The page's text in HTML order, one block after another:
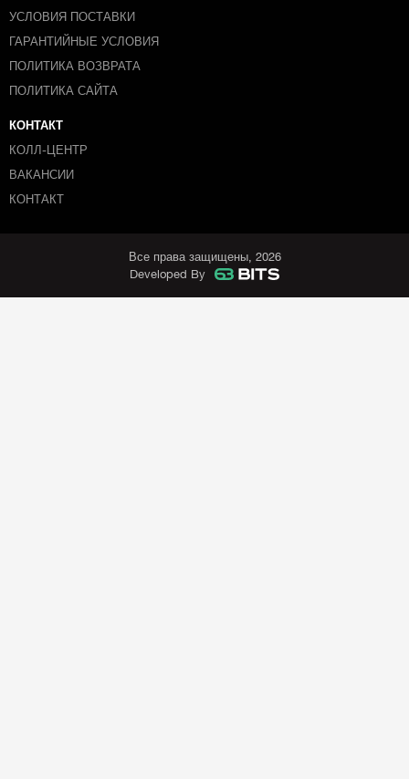
УСЛОВИЯ ПОСТАВКИ
ГАРАНТИЙНЫЕ УСЛОВИЯ
ПОЛИТИКА ВОЗВРАТА
ПОЛИТИКА САЙТА
КОНТАКТ
КОЛЛ-ЦЕНТР
ВАКАНСИИ
КОНТАКТ
Все права защищены, 2026
Developed By